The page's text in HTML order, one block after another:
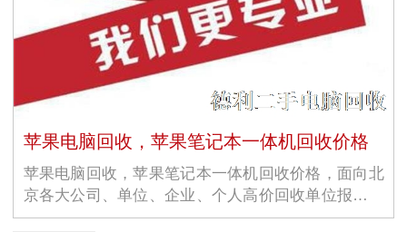
苹果电脑回收，苹果笔记本一体机回收价格
苹果电脑回收，苹果笔记本一体机回收价格，面向北
京各大公司、单位、企业、个人高价回收单位报废电
脑、高配置电脑，低配…